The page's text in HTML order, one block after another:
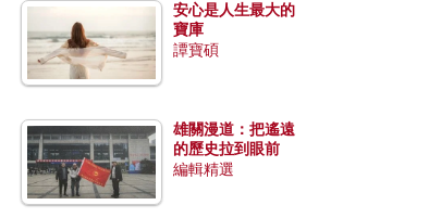
安心是人生最大的
寶庫
譚寶碩
雄關漫道：把遙遠
的歷史拉到眼前
編輯精選